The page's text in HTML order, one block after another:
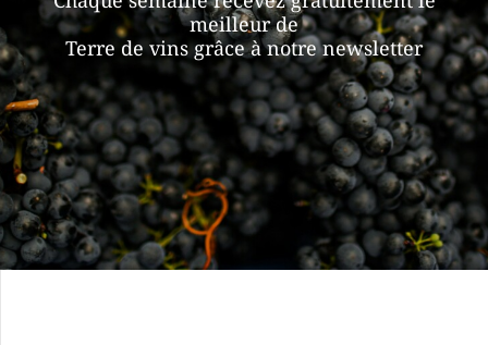
meilleur de
Terre de vins grâce à notre newsletter